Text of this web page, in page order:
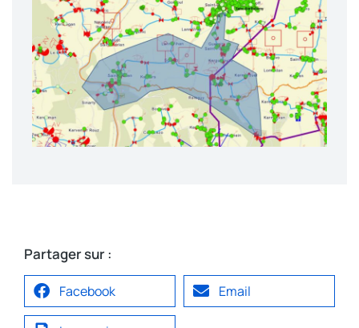
Partager sur :
Facebook Email